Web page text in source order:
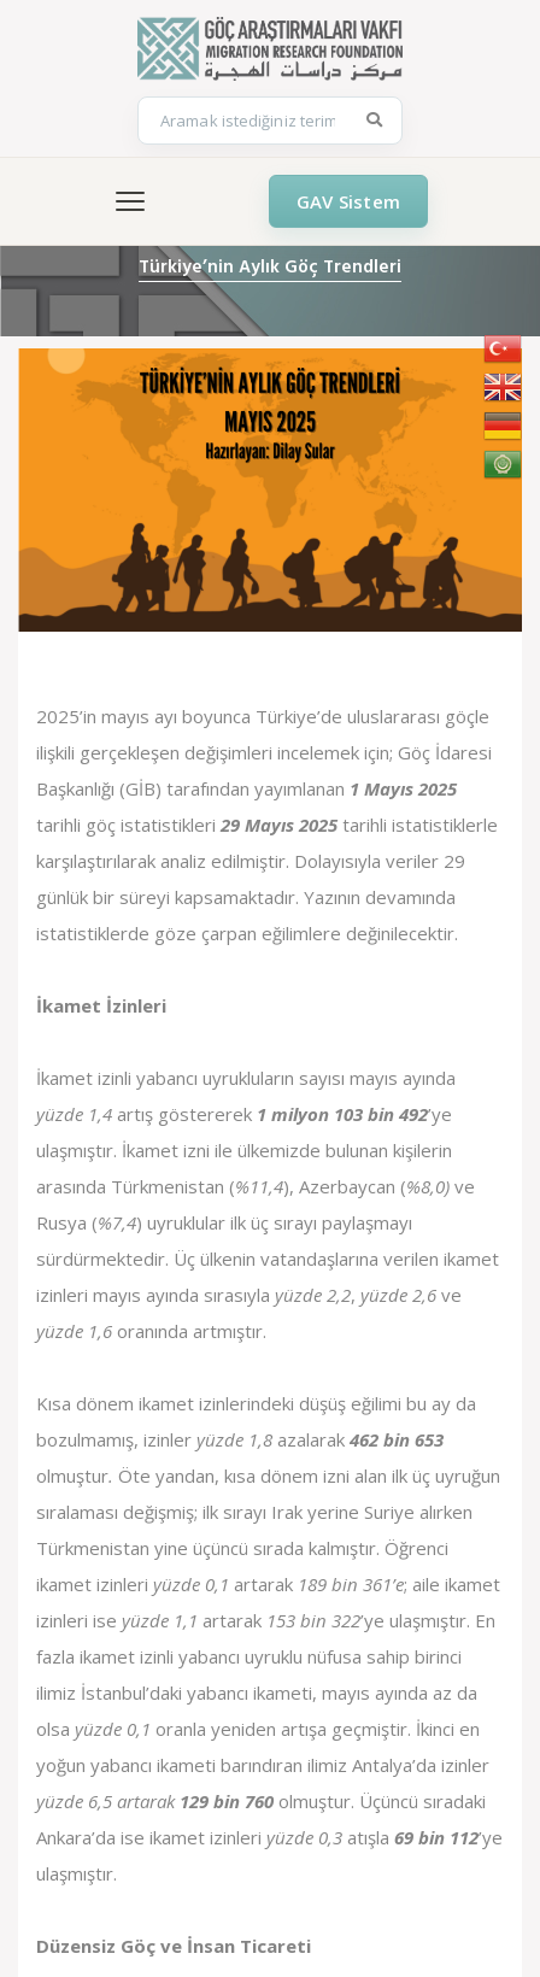
GAV Sistem
Türkiye’nin Aylık Göç Trendleri
2025’in mayıs ayı boyunca Türkiye’de uluslararası göçle
ilişkili gerçekleşen değişimleri incelemek için; Göç İdaresi
Başkanlığı (GİB) tarafından yayımlanan 1 Mayıs 2025
tarihli göç istatistikleri29 Mayıs 2025 tarihli istatistiklerle
karşılaştırılarak analiz edilmiştir. Dolayısıyla veriler 29
günlük bir süreyi kapsamaktadır. Yazının devamında
istatistiklerde göze çarpan eğilimlere değinilecektir.
İkamet İzinleri
İkamet izinli yabancı uyrukluların sayısı mayıs ayında
yüzde 1,4 artış göstererek 1 milyon 103 bin 492’ye
ulaşmıştır. İkamet izni ile ülkemizde bulunan kişilerin
arasında Türkmenistan (%11,4), Azerbaycan (%8,0) ve
Rusya (%7,4) uyruklular ilk üç sırayı paylaşmayı
sürdürmektedir. Üç ülkenin vatandaşlarına verilen ikamet
izinleri mayıs ayında sırasıyla yüzde 2,2, yüzde 2,6 ve
yüzde 1,6 oranında artmıştır.
Kısa dönem ikamet izinlerindeki düşüş eğilimi bu ay da
bozulmamış, izinler yüzde 1,8 azalarak 462 bin 653
olmuştur. Öte yandan, kısa dönem izni alan ilk üç uyruğun
sıralaması değişmiş; ilk sırayı Irak yerine Suriye alırken
Türkmenistan yine üçüncü sırada kalmıştır. Öğrenci
ikamet izinleri yüzde 0,1 artarak 189 bin 361’e; aile ikamet
izinleri ise yüzde 1,1 artarak 153 bin 322’ye ulaşmıştır. En
fazla ikamet izinli yabancı uyruklu nüfusa sahip birinci
ilimiz İstanbul’daki yabancı ikameti, mayıs ayında az da
olsa yüzde 0,1 oranla yeniden artışa geçmiştir. İkinci en
yoğun yabancı ikameti barındıran ilimiz Antalya’da izinler
yüzde 6,5 artarak 129 bin 760 olmuştur. Üçüncü sıradaki
Ankara’da ise ikamet izinleri yüzde 0,3 atışla 69 bin 112’ye
ulaşmıştır.
Düzensiz Göç ve İnsan Ticareti